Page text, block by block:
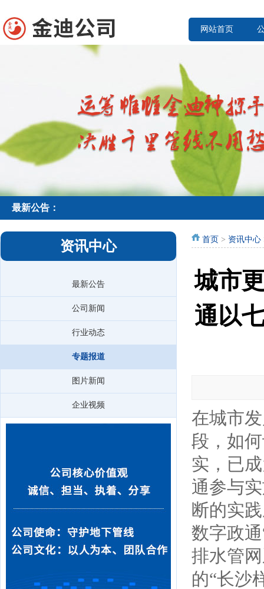
网站首页
最新公告：
资讯中心
最新公告
公司新闻
行业动态
专题报道
图片新闻
企业视频
首页 > 资讯中心
城市
通以
在城市
段，如
实，已
通参与
断的实
数字政
排水管
的“长沙